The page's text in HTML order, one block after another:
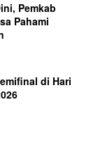
Pemkab
Pahami
di Hari